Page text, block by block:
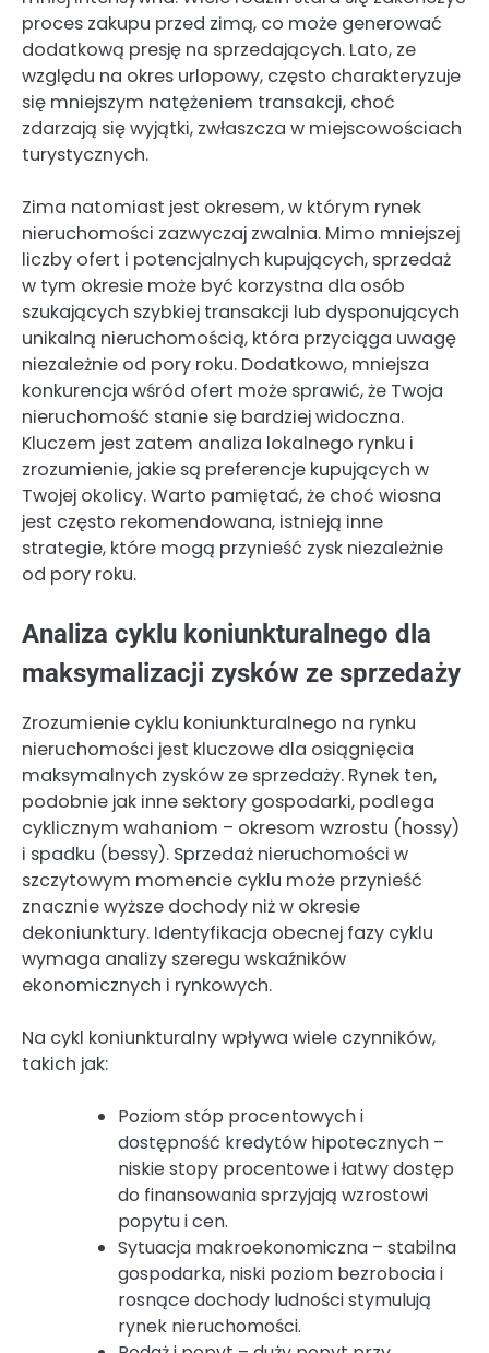
proces zakupu przed zimą, co może generować
dodatkową presję na sprzedających. Lato, ze
względu na okres urlopowy, często charakteryzuje
się mniejszym natężeniem transakcji, choć
zdarzają się wyjątki, zwłaszcza w miejscowościach
turystycznych.
Zima natomiast jest okresem, w którym rynek
nieruchomości zazwyczaj zwalnia. Mimo mniejszej
liczby ofert i potencjalnych kupujących, sprzedaż
w tym okresie może być korzystna dla osób
szukających szybkiej transakcji lub dysponujących
unikalną nieruchomością, która przyciąga uwagę
niezależnie od pory roku. Dodatkowo, mniejsza
konkurencja wśród ofert może sprawić, że Twoja
nieruchomość stanie się bardziej widoczna.
Kluczem jest zatem analiza lokalnego rynku i
zrozumienie, jakie są preferencje kupujących w
Twojej okolicy. Warto pamiętać, że choć wiosna
jest często rekomendowana, istnieją inne
strategie, które mogą przynieść zysk niezależnie
od pory roku.
Analiza cyklu koniunkturalnego dla
maksymalizacji zysków ze sprzedaży
Zrozumienie cyklu koniunkturalnego na rynku
nieruchomości jest kluczowe dla osiągnięcia
maksymalnych zysków ze sprzedaży. Rynek ten,
podobnie jak inne sektory gospodarki, podlega
cyklicznym wahaniom – okresom wzrostu (hossy)
i spadku (bessy). Sprzedaż nieruchomości w
szczytowym momencie cyklu może przynieść
znacznie wyższe dochody niż w okresie
dekoniunktury. Identyfikacja obecnej fazy cyklu
wymaga analizy szeregu wskaźników
ekonomicznych i rynkowych.
Na cykl koniunkturalny wpływa wiele czynników,
takich jak:
Poziom stóp procentowych i
dostępność kredytów hipotecznych –
niskie stopy procentowe i łatwy dostęp
do finansowania sprzyjają wzrostowi
popytu i cen.
Sytuacja makroekonomiczna – stabilna
gospodarka, niski poziom bezrobocia i
rosnące dochody ludności stymulują
rynek nieruchomości.